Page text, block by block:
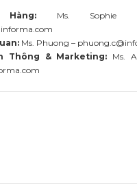
Ms. Sophie
Ms. Phuong –
Thông & Marketing: Ms.